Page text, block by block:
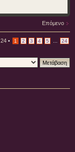
Επόμενο
24 • 1 2 3 4 5 24